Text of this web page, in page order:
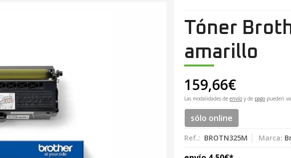
Tóner
amarillo
159,66€
Las modalidades de envío y de pago pueden
sólo online
Ref.: BROTN325M Marca: